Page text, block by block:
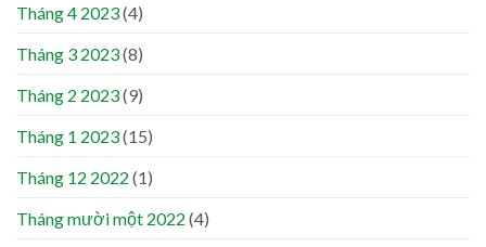
Tháng 4 2023(4)
Tháng 3 2023(8)
Tháng 2 2023(9)
Tháng 1 2023(15)
Tháng 12 2022 (1)
Tháng mười một 2022 (4)